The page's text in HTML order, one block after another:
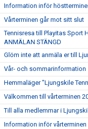
Information inför
Vårterminen går mot sitt slut
Tennisresa till Playitas Sport
ANMÄLAN STÄNGD
Glöm inte att anmäla er till
Vår- och sommarinformation
Hemmaläger "Ljungskile
Välkommen till vårterminen
Till alla medlemmar i
Information inför vårterminen